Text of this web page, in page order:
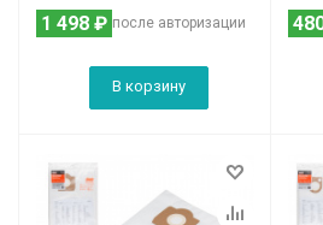
после авторизации
1 498 ₽
В корзину